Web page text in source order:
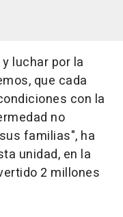
luchar por la
que cada
con la
no
familias", ha
unidad, en la
2 millones